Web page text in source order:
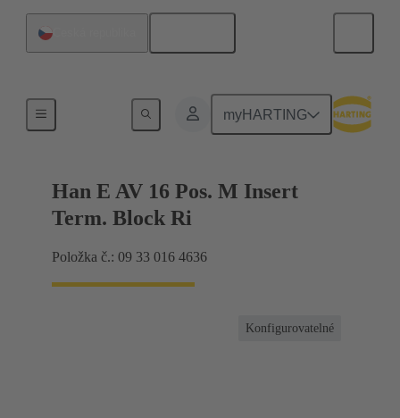
myHARTING
Konektor se svorkovnicí
Han E AV 16 Pos. M Insert
Term. Block Ri
Položka č.: 09 33 016 4636
Konfigurovatelné